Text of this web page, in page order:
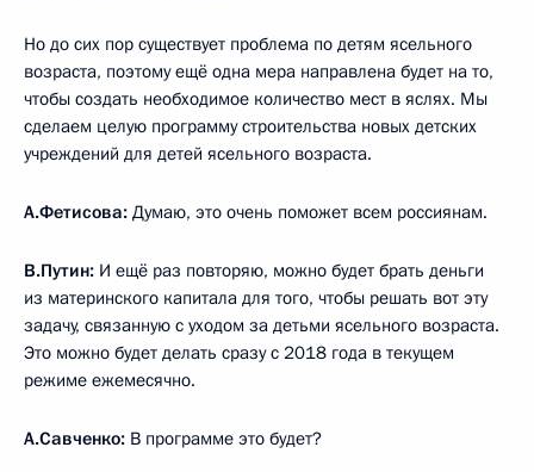
Но до сих пор существует проблема по детям ясельного
возраста, поэтому ещё одна мера направлена будет на то,
чтобы создать необходимое количество мест в яслях. Мы
сделаем целую программу строительства новых детских
учреждений для детей ясельного возраста.
А.Фетисова: Думаю, это очень поможет всем россиянам.
В.Путин: И ещё раз повторяю, можно будет брать деньги
из материнского капитала для того, чтобы решать вот эту
задачу, связанную с уходом за детьми ясельного возраста.
Это можно будет делать сразу с 2018 года в текущем
режиме ежемесячно.
А.Савченко: В программе это будет?